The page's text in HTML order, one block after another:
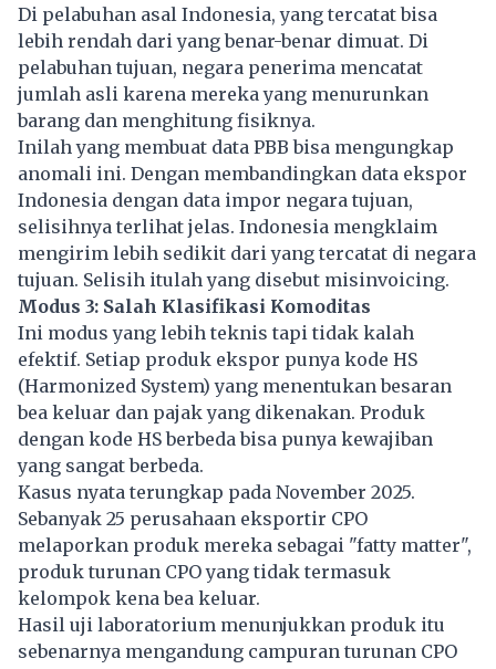
Di pelabuhan asal Indonesia, yang tercatat bisa
lebih rendah dari yang benar-benar dimuat. Di
pelabuhan tujuan, negara penerima mencatat
jumlah asli karena mereka yang menurunkan
barang dan menghitung fisiknya.
Inilah yang membuat data PBB bisa mengungkap
anomali ini. Dengan membandingkan data ekspor
Indonesia dengan data impor negara tujuan,
selisihnya terlihat jelas. Indonesia mengklaim
mengirim lebih sedikit dari yang tercatat di negara
tujuan. Selisih itulah yang disebut misinvoicing.
Modus 3: Salah Klasifikasi Komoditas
Ini modus yang lebih teknis tapi tidak kalah
efektif. Setiap produk ekspor punya kode HS
(Harmonized System) yang menentukan besaran
bea keluar dan pajak yang dikenakan. Produk
dengan kode HS berbeda bisa punya kewajiban
yang sangat berbeda.
Kasus nyata terungkap pada November 2025.
Sebanyak 25 perusahaan eksportir CPO
melaporkan produk mereka sebagai "fatty matter",
produk turunan CPO yang tidak termasuk
kelompok kena bea keluar.
Hasil uji laboratorium menunjukkan produk itu
sebenarnya mengandung campuran turunan CPO